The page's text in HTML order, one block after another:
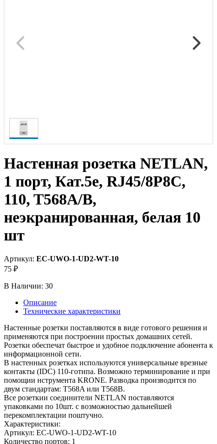
Настенная розетка NETLAN,
1 порт, Кат.5e, RJ45/8P8C,
110, T568A/B,
неэкранированная, белая 10
шт
Артикул: EC-UWO-1-UD2-WT-10
75 ₽
В Наличии: 30
Описание
Технические характеристики
Настенные розетки поставляются в виде готового решения и
применяются при построении простых домашних сетей.
Розетки обеспечат быстрое и удобное подключение абонента к
информационной сети.
В настенных розетках используются универсальные врезные
контакты (IDC) 110-готипа. Возможно терминирование и при
помощии нструмента KRONE. Разводка производится по
двум стандартам: T568A или T568B.
Все розеткии соединители NETLAN поставляются
упаковками по 10шт. с возможностью дальнейшей
перекомплектации поштучно.
Характеристики:
Артикул: EC-UWO-1-UD2-WT-10
Количество портов: 1